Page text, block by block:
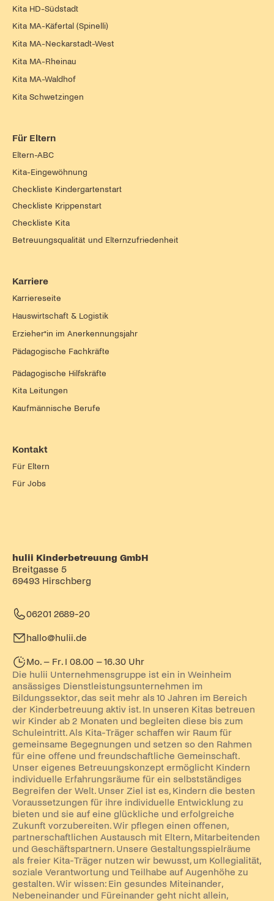
Kita HD-Südstadt
Kita MA-Käfertal (Spinelli)
Kita MA-Neckarstadt-West
Kita MA-Rheinau
Kita MA-Waldhof
Kita Schwetzingen
Für Eltern
Eltern-ABC
Kita-Eingewöhnung
Checkliste Kindergartenstart
Checkliste Krippenstart
Checkliste Kita
Betreuungsqualität und Elternzufriedenheit
Karriere
Karriereseite
Hauswirtschaft & Logistik
Erzieher*in im Anerkennungsjahr
Pädagogische Fachkräfte
Pädagogische Hilfskräfte
Kita Leitungen
Kaufmännische Berufe
Kontakt
Für Eltern
Für Jobs
hulii Kinderbetreuung GmbH
Breitgasse 5
69493 Hirschberg
06201 2689-20
hallo@hulii.de
Mo. – Fr. I 08.00 – 16.30 Uhr
Die hulii Unternehmensgruppe ist ein in Weinheim
ansässiges Dienstleistungsunternehmen im
Bildungssektor, das seit mehr als 10 Jahren im Bereich
der Kinderbetreuung aktiv ist. In unseren Kitas betreuen
wir Kinder ab 2 Monaten und begleiten diese bis zum
Schuleintritt. Als Kita-Träger schaffen wir Raum für
gemeinsame Begegnungen und setzen so den Rahmen
für eine offene und freundschaftliche Gemeinschaft.
Unser eigenes Betreuungskonzept ermöglicht Kindern
individuelle Erfahrungsräume für ein selbstständiges
Begreifen der Welt. Unser Ziel ist es, Kindern die besten
Voraussetzungen für ihre individuelle Entwicklung zu
bieten und sie auf eine glückliche und erfolgreiche
Zukunft vorzubereiten. Wir pflegen einen offenen,
partnerschaftlichen Austausch mit Eltern, Mitarbeitenden
und Geschäftspartnern. Unsere Gestaltungsspielräume
als freier Kita-Träger nutzen wir bewusst, um Kollegialität,
soziale Verantwortung und Teilhabe auf Augenhöhe zu
gestalten. Wir wissen: Ein gesundes Miteinander,
Nebeneinander und Füreinander geht nicht allein,